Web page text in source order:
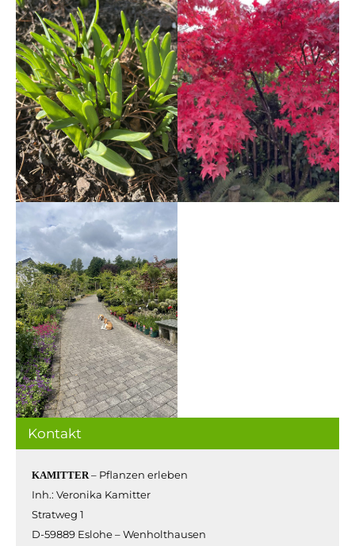
Kontakt
KAMITTER – Pflanzen erleben
Inh.: Veronika Kamitter
Stratweg 1
D-59889 Eslohe – Wenholthausen